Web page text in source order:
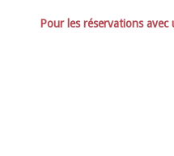
Pour les réservations